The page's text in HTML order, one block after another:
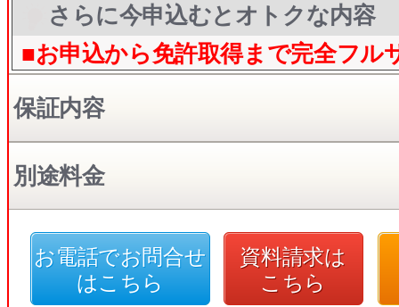
さらに今申込むとオトクな内容
■お申込から免許取得まで完全フル
保証内容
別途料金
お電話でお問合せ
はこちら
資料請求は
こちら